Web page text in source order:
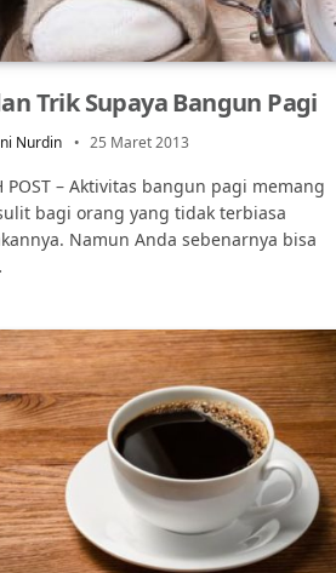
Trik Supaya Bangun Pagi
Nurdin 25 Maret 2013
POST – Aktivitas bangun pagi memang
bagi orang yang tidak terbiasa
Namun Anda sebenarnya bisa